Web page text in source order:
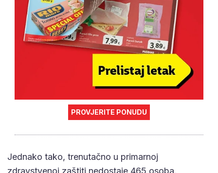
PROVJERITE PONUDU
Jednako tako, trenutačno u primarnoj